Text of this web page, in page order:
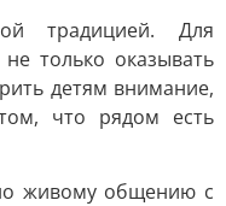
традицией. Для
только оказывать
детям внимание,
что рядом есть
живому общению с